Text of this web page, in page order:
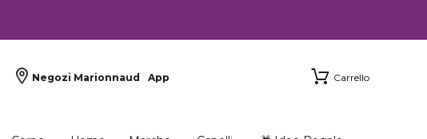
Negozi Marionnaud App Carrello